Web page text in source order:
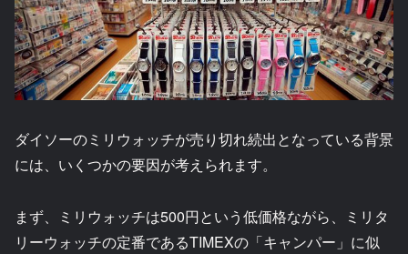
ダイソーのミリウォッチが売り切れ続出となっている背景
には、いくつかの要因が考えられます。
まず、ミリウォッチは500円という低価格ながら、ミリタ
リーウォッチの定番であるTIMEXの「キャンパー」に似